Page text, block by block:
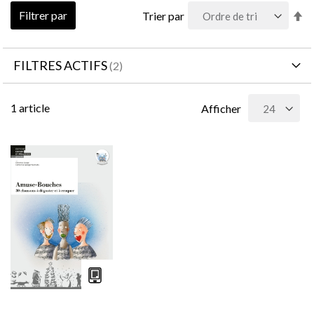
1 article Afficher
Trier par
Filtrer par
FILTRES ACTIFS